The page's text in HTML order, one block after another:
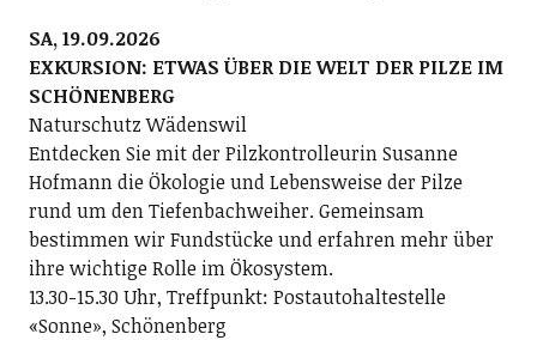
SA, 19.09.2026
EXKURSION: ETWAS ÜBER DIE WELT DER PILZE IM
SCHÖNENBERG
Naturschutz Wädenswil
Entdecken Sie mit der Pilzkontrolleurin Susanne
Hofmann die Ökologie und Lebensweise der Pilze
rund um den Tiefenbachweiher. Gemeinsam
bestimmen wir Fundstücke und erfahren mehr über
ihre wichtige Rolle im Ökosystem.
13.30-15.30 Uhr, Treffpunkt: Postautohaltestelle
«Sonne», Schönenberg